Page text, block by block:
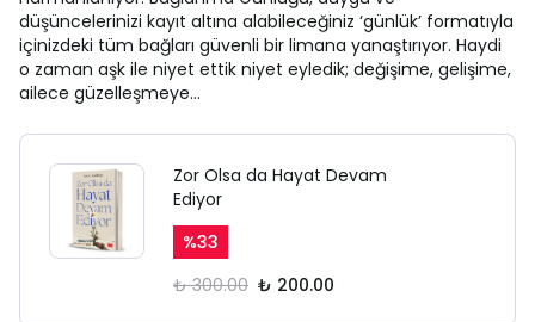
düşüncelerinizi kayıt altına alabileceğiniz ‘günlük’ formatıyla
içinizdeki tüm bağları güvenli bir limana yanaştırıyor. Haydi
o zaman aşk ile niyet ettik niyet eyledik; değişime, gelişime,
ailece güzelleşmeye…
Zor Olsa da Hayat Devam
Ediyor
%33
₺ 300.00 ₺ 200.00